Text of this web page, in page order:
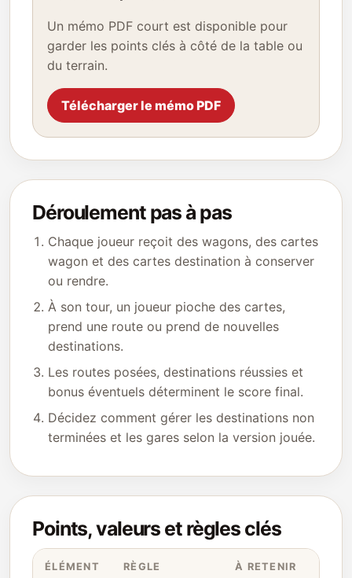
Un mémo PDF court est disponible pour
garder les points clés à côté de la table ou
du terrain.
Télécharger le mémo PDF
Déroulement pas à pas
Chaque joueur reçoit des wagons, des cartes
wagon et des cartes destination à conserver
ou rendre.
À son tour, un joueur pioche des cartes,
prend une route ou prend de nouvelles
destinations.
Les routes posées, destinations réussies et
bonus éventuels déterminent le score final.
Décidez comment gérer les destinations non
terminées et les gares selon la version jouée.
Points, valeurs et règles clés
ÉLÉMENT RÈGLE À RETENIR